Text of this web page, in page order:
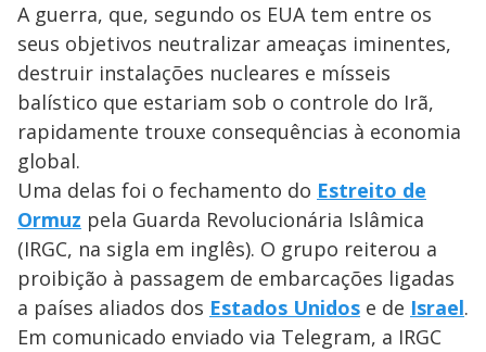
A guerra, que, segundo os EUA tem entre os
seus objetivos neutralizar ameaças iminentes,
destruir instalações nucleares e mísseis
balístico que estariam sob o controle do Irã,
rapidamente trouxe consequências à economia
global.
Uma delas foi o fechamento do Estreito de
Ormuz pela Guarda Revolucionária Islâmica
(IRGC, na sigla em inglês). O grupo reiterou a
proibição à passagem de embarcações ligadas
a países aliados dos Estados Unidos e de Israel.
Em comunicado enviado via Telegram, a IRGC